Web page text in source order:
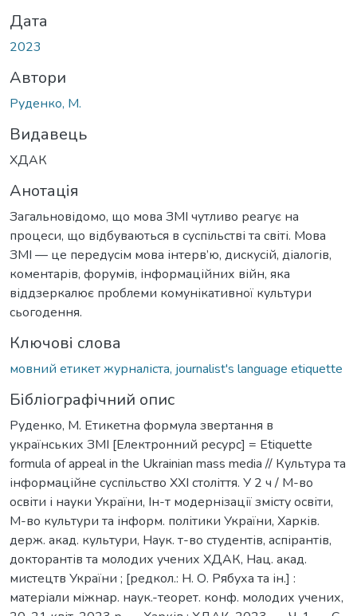
Дата
2023
Автори
Руденко, М.
Видавець
ХДАК
Анотація
Загальновідомо, що мова ЗМІ чутливо реагує на
процеси, що відбуваються в суспільстві та світі. Мова
ЗМІ — це передусім мова інтерв’ю, дискусій, діалогів,
коментарів, форумів, інформаційних війн, яка
віддзеркалює проблеми комунікативної культури
сьогодення.
Ключові слова
мовний етикет журналіста, journalist's language etiquette
Бібліографічний опис
Руденко, М. Етикетна формула звертання в
українських ЗМІ [Електронний ресурс] = Etiquette
formula of appeal in the Ukrainian mass media // Культура та
інформаційне суспільство ХХІ століття. У 2 ч / М-во
освіти і науки України, Ін-т модернізації змісту освіти,
М-во культури та інформ. політики України, Харків.
держ. акад. культури, Наук. т-во студентів, аспірантів,
докторантів та молодих учених ХДАК, Нац. акад.
мистецтв України ; [редкол.: Н. О. Рябуха та ін.] :
матеріали міжнар. наук.-теорет. конф. молодих учених,